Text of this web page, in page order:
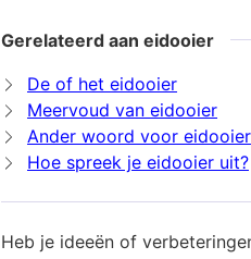
Gerelateerd aan eidooier
De of het eidooier
Meervoud van eidooier
Ander woord voor eidooier
Hoe spreek je eidooier uit?
Heb je ideeën of